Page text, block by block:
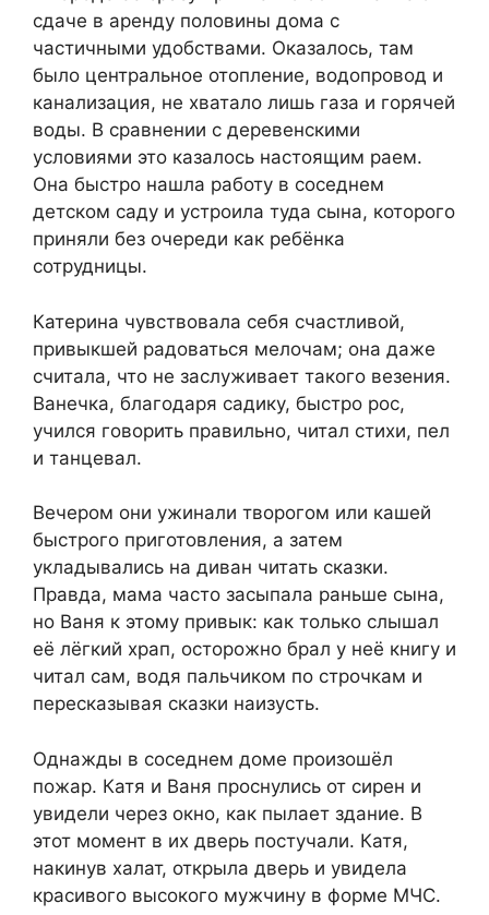
сдаче в аренду половины дома с
частичными удобствами. Оказалось, там
было центральное отопление, водопровод и
канализация, не хватало лишь газа и горячей
воды. В сравнении с деревенскими
условиями это казалось настоящим раем.
Она быстро нашла работу в соседнем
детском саду и устроила туда сына, которого
приняли без очереди как ребёнка
сотрудницы.
Катерина чувствовала себя счастливой,
привыкшей радоваться мелочам; она даже
считала, что не заслуживает такого везения.
Ванечка, благодаря садику, быстро рос,
учился говорить правильно, читал стихи, пел
и танцевал.
Вечером они ужинали творогом или кашей
быстрого приготовления, а затем
укладывались на диван читать сказки.
Правда, мама часто засыпала раньше сына,
но Ваня к этому привык: как только слышал
её лёгкий храп, осторожно брал у неё книгу и
читал сам, водя пальчиком по строчкам и
пересказывая сказки наизусть.
Однажды в соседнем доме произошёл
пожар. Катя и Ваня проснулись от сирен и
увидели через окно, как пылает здание. В
этот момент в их дверь постучали. Катя,
накинув халат, открыла дверь и увидела
красивого высокого мужчину в форме МЧС.